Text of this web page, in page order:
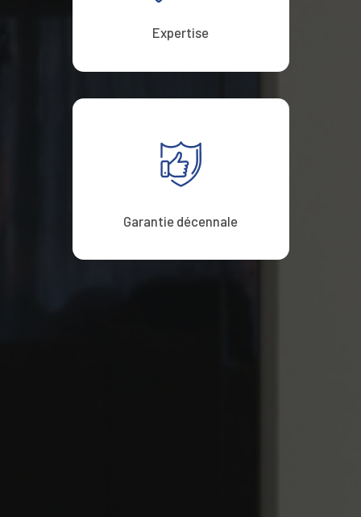
Expertise
Garantie décennale